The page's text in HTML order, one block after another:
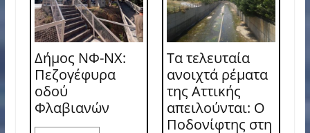
Δήμος ΝΦ-ΝΧ:
Πεζογέφυρα
οδού
Φλαβιανών
Τα τελευταία
ανοιχτά ρέματα
της Αττικής
απειλούνται: Ο
Ποδονίφτης στη